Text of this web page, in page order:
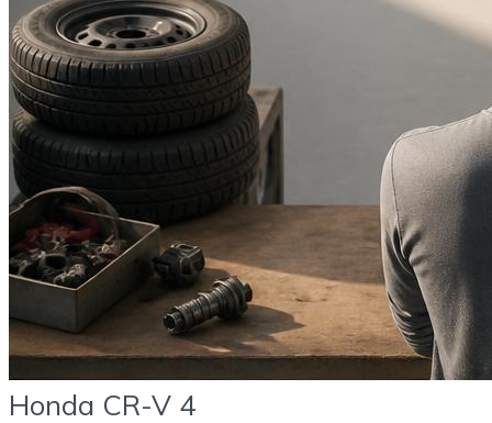
Honda CR-V 4